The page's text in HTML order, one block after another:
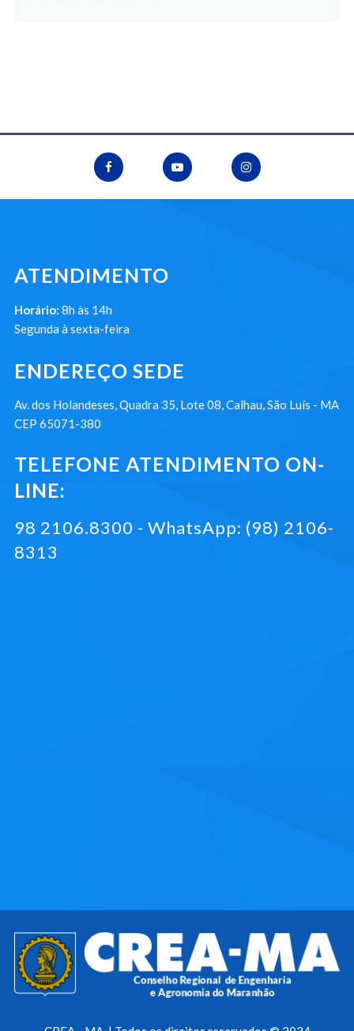
ATENDIMENTO
Horário: 8h às 14h
Segunda à sexta-feira
ENDEREÇO SEDE
Av. dos Holandeses, Quadra 35, Lote 08, Calhau, São Luís - MA
CEP 65071-380
TELEFONE ATENDIMENTO ON-
LINE:
98 2106.8300 - WhatsApp: (98) 2106-
8313